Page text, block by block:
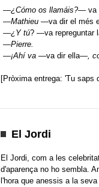
—¿Cómo os llamáis?— va
—Mathieu —va dir el més
—¿Y tú? —va repreguntar
—Pierre.
—¡Ahí va —va dir ella—,
[Pròxima entrega: 'Tu saps
El Jordi
El Jordi, com a les
d'aparença no ho sembla.
l'hora que anessis a la